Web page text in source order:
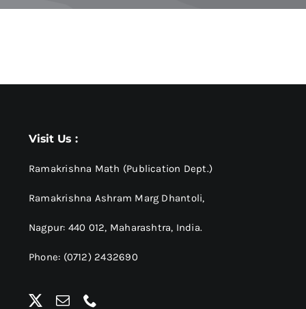
श्रीरामकृष्ण
स्वामी विवेकानन्द
शास्त्र ग्रन्थ
Visit Us :
Ramakrishna Math (Publication Dept.)
Ramakrishna Ashram Marg Dhantoli,
Nagpur: 440 012, Maharashtra, India.
Phone: (0712) 2432690